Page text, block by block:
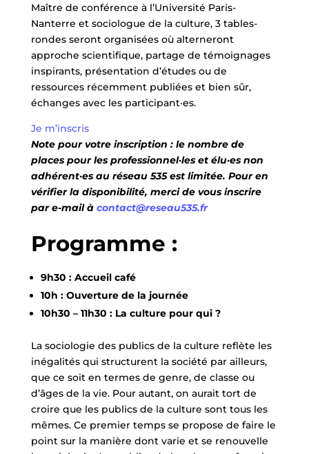
Maître de conférence à l’Université Paris-
Nanterre et sociologue de la culture, 3 tables-
rondes seront organisées où alterneront
approche scientifique, partage de témoignages
inspirants, présentation d’études ou de
ressources récemment publiées et bien sûr,
échanges avec les participant·es.
Je m’inscris
Note pour votre inscription : le nombre de
places pour les professionnel·les et élu·es non
adhérent·es au réseau 535 est limitée. Pour en
vérifier la disponibilité, merci de vous inscrire
par e-mail à contact@reseau535.fr
Programme :
9h30 : Accueil café
10h : Ouverture de la journée
10h30 – 11h30 : La culture pour qui ?
La sociologie des publics de la culture reflète les
inégalités qui structurent la société par ailleurs,
que ce soit en termes de genre, de classe ou
d’âges de la vie. Pour autant, on aurait tort de
croire que les publics de la culture sont tous les
mêmes. Ce premier temps se propose de faire le
point sur la manière dont varie et se renouvelle